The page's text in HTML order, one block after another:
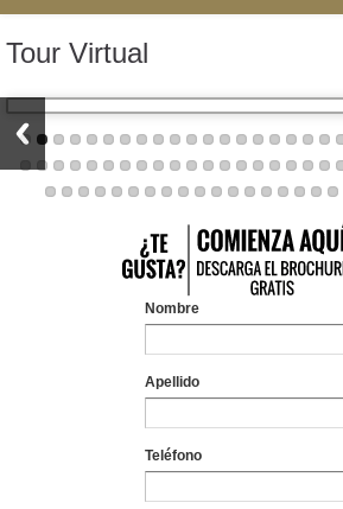
Tour Virtual
Nombre
Apellido
Teléfono